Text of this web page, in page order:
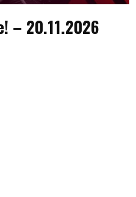
– 20.11.2026